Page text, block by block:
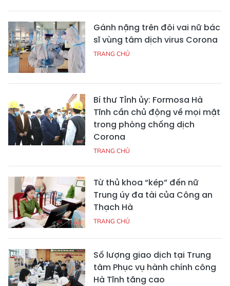
Gánh nặng trên đôi vai nữ bác
sĩ vùng tâm dịch virus Corona
TRANG CHỦ
Bí thư Tỉnh ủy: Formosa Hà
Tĩnh cần chủ động về mọi mặt
trong phòng chống dịch
Corona
TRANG CHỦ
Từ thủ khoa “kép” đến nữ
Trung úy đa tài của Công an
Thạch Hà
TRANG CHỦ
Số lượng giao dịch tại Trung
tâm Phục vụ hành chính công
Hà Tĩnh tăng cao